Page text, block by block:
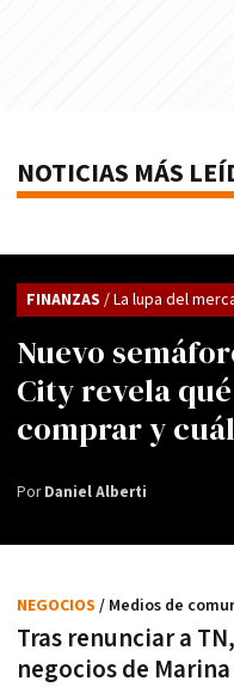
NOTICIAS MÁS
Nuevo
City revela
comprar y
FINANZAS / La lupa del
PorDaniel Alberti
Tras renunciar a
negocios de
NEGOCIOS / Medios de